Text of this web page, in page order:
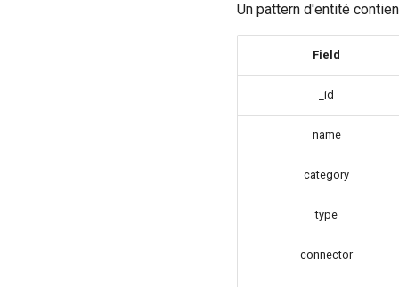
Un pattern d'entité
Field
_id
name
category
type
connector